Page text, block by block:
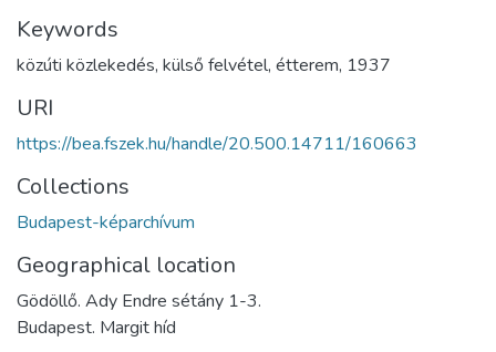
Keywords
közúti közlekedés, külső felvétel, étterem, 1937
URI
https://bea.fszek.hu/handle/20.500.14711/160663
Collections
Budapest-képarchívum
Geographical location
Gödöllő. Ady Endre sétány 1-3.
Budapest. Margit híd